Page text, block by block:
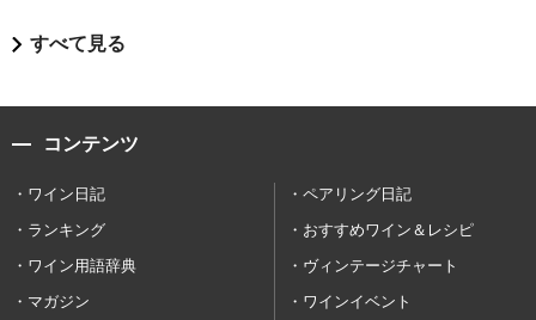
すべて見る
コンテンツ
ワイン日記
ペアリング日記
ランキング
おすすめワイン＆レシピ
ワイン用語辞典
ヴィンテージチャート
マガジン
ワインイベント